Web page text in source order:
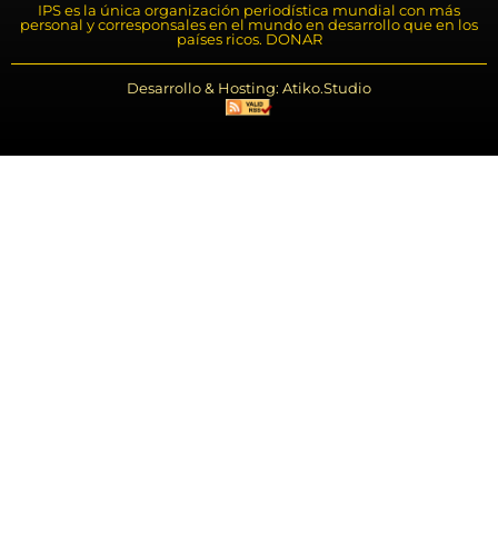
IPS es la única organización periodística mundial con más
personal y corresponsales en el mundo en desarrollo que en los
países ricos. DONAR
Desarrollo & Hosting: Atiko.Studio